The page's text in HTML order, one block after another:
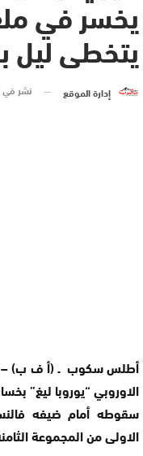
يخسر في
يتخطى ليل
إدارة الموقع نشر في
أطلس سكوب ـ (أ ف ب) –
الاولى من المجموعة